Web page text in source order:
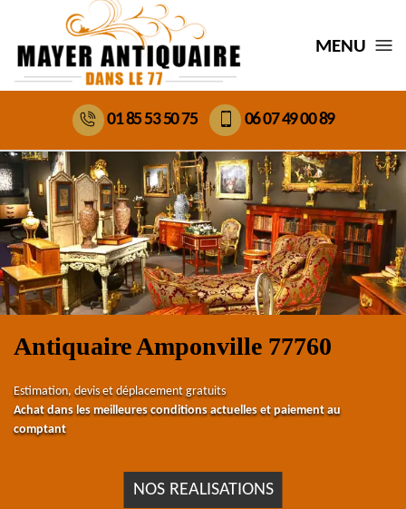
MENU
01 85 53 50 75 06 07 49 00 89
Antiquaire Amponville 77760
Estimation, devis et déplacement gratuits
Achat dans les meilleures conditions actuelles et paiement au
comptant
NOS REALISATIONS